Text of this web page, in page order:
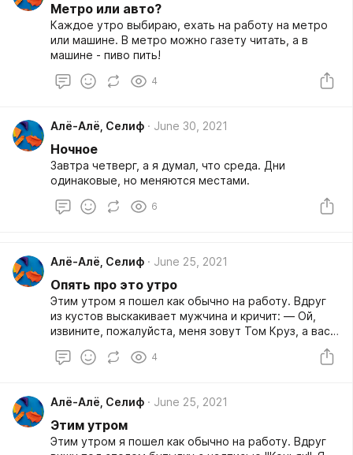
Метро или авто?
Каждое утро выбираю, ехать на работу на метро
или машине. В метро можно газету читать, а в
машине - пиво пить!
4
Алë-Алë, Селиф June 30, 2021
Ночное
Завтра четверг, а я думал, что среда. Дни
одинаковые, но меняются местами.
6
Алë-Алë, Селиф June 25, 2021
Опять про это утро
Этим утром я пошел как обычно на работу. Вдруг
из кустов выскакивает мужчина и кричит: — Ой,
извините, пожалуйста, меня зовут Том Круз, а вас?
4
Алë-Алë, Селиф June 25, 2021
Этим утром
Этим утром я пошел как обычно на работу. Вдруг